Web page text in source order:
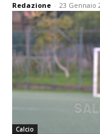
Redazione - 23 Gennaio
Calcio